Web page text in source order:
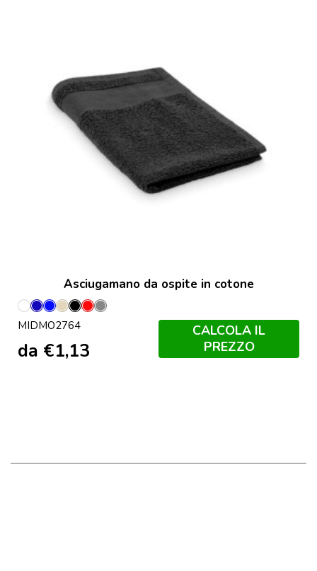
Asciugamano da ospite in cotone
Bianco
BluBlu
Royal
Corda
Nero
RossoGrigio
MIDMO2764
da €1,13
CALCOLA IL
PREZZO